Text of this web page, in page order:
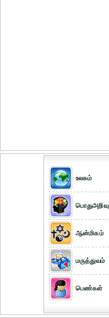
உலகம்
பொதுஅறிவு
ஆன்மிகம்
மருத்துவம்
பெண்கள்